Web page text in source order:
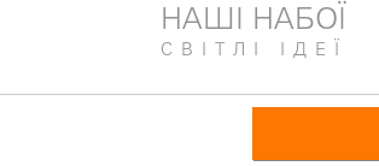
НАШІ НАБОЇ
СВІТЛІ ІДЕЇ